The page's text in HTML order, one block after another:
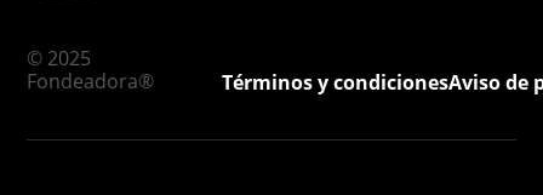
© 2025
Fondeadora®
Términos y condicionesAviso de